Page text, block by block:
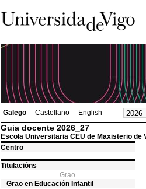
Galego Castellano English
Guia docente 2026_27
Escola Universitaria CEU de Maxisterio de
Centro
Titulacións
Grao
Grao en Educación Infantil